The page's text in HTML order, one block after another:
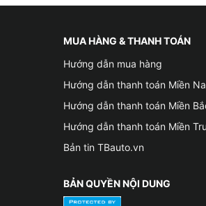
GHz
nói KIKI
MUA HÀNG & THANH TOÁN
Hướng dẫn mua hàng
Hướng dẫn thanh toán Miền
Hướng dẫn thanh toán Miền
Hướng dẫn thanh toán Miền
Bản tin TBauto.vn
BẢN QUYỀN NỘI DUNG